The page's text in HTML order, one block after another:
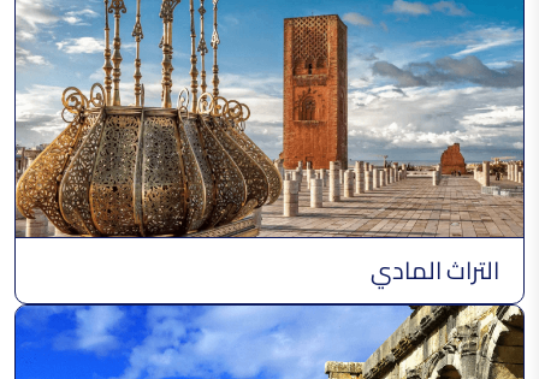
صناعة الجلابة الوزانية
الفخار النسوي بمنطقة الريف
التراث المادي